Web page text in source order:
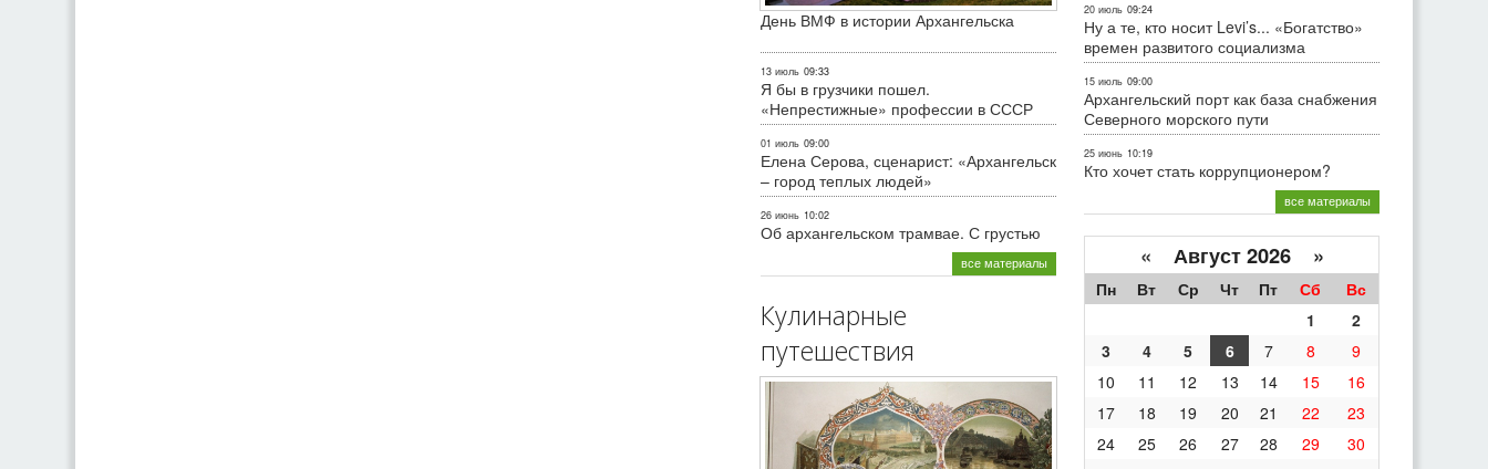
День ВМФ в истории Архангельска
13 июль 09:33
Я бы в грузчики пошел.
«Непрестижные» профессии в СССР
01 июль 09:00
Елена Серова, сценарист: «Архангельск
– город теплых людей»
26 июнь 10:02
Об архангельском трамвае. С грустью
все материалы
Кулинарные
путешествия
20 июль 09:24
Ну а те, кто носит Levi’s... «Богатство»
времен развитого социализма
15 июль 09:00
Архангельский порт как база снабжения
Северного морского пути
25 июнь 10:19
Кто хочет стать коррупционером?
все материалы
« Август 2026 »
Пн Вт Ср Чт Пт Сб
Вс
1
2
3
4 5 6 7 8
9
10
11 12 13 14 15
16
17
18 19 20 21 22
23
24
25 26 27 28 29
30